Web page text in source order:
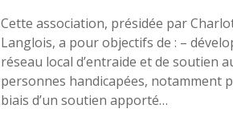
Cette association, présidée par
Langlois, a pour objectifs de : –
réseau local d’entraide et de soutien
personnes handicapées, notamment
biais d’un soutien apporté…